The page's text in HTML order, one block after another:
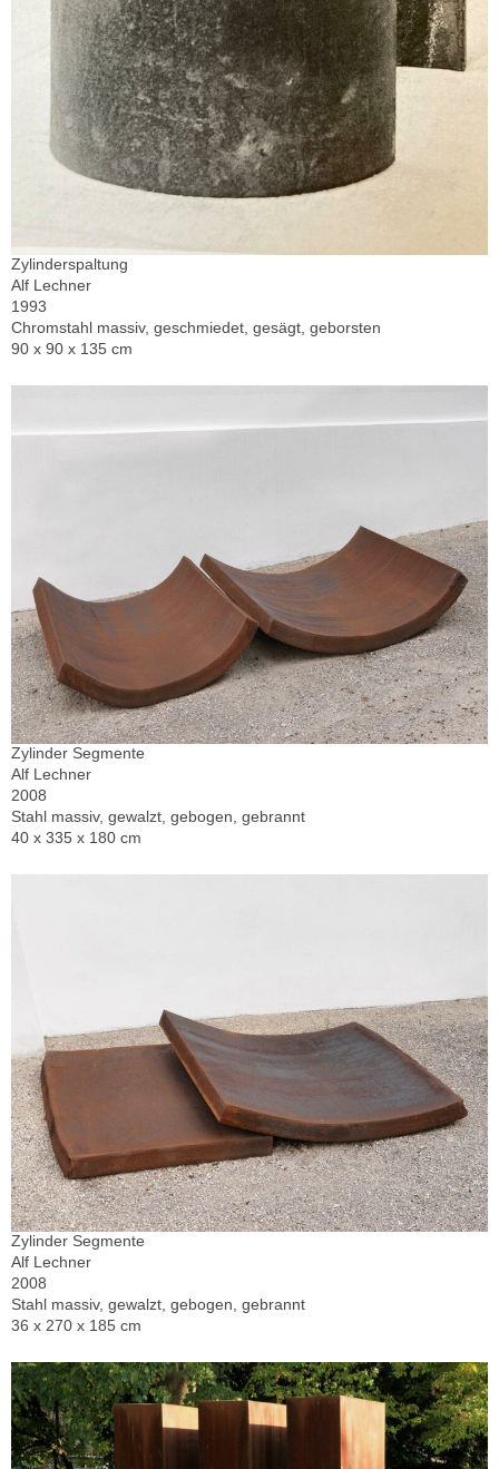
Zylinderspaltung
Alf Lechner
1993
Chromstahl massiv, geschmiedet, gesägt, geborsten
90 x 90 x 135 cm
Zylinder Segmente
Alf Lechner
2008
Stahl massiv, gewalzt, gebogen, gebrannt
40 x 335 x 180 cm
Zylinder Segmente
Alf Lechner
2008
Stahl massiv, gewalzt, gebogen, gebrannt
36 x 270 x 185 cm